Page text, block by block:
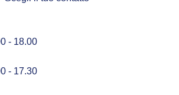
- 18.00
- 17.30